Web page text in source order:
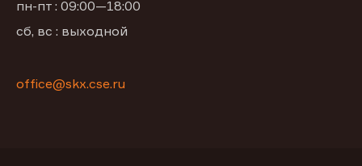
пн-пт : 09:00—18:00
сб, вс : выходной
office@skx.cse.ru